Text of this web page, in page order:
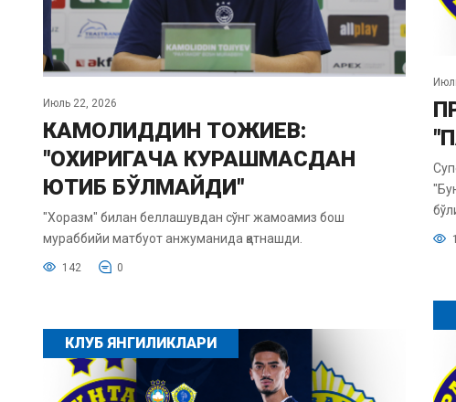
Июль 22, 2026
КАМОЛИДДИН ТОЖИЕВ:
"ОХИРИГАЧА КУРАШМАСДАН
ЮТИБ БЎЛМАЙДИ"
"Хоразм" билан беллашувдан сўнг жамоамиз бош
мураббийи матбуот анжуманида қатнашди.
142 0
КЛУБ ЯНГИЛИКЛАРИ